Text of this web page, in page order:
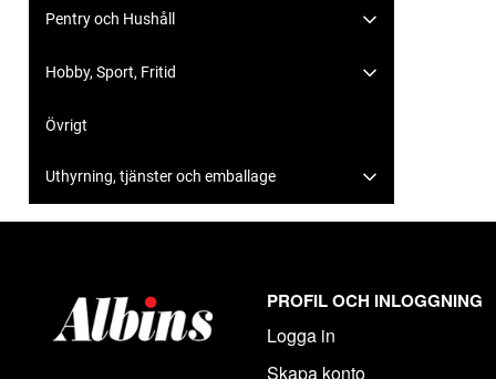
Pentry och Hushåll
Hobby, Sport, Fritid
Övrigt
Uthyrning, tjänster och emballage
PROFIL OCH INLOGGNING
Logga in
Skapa konto